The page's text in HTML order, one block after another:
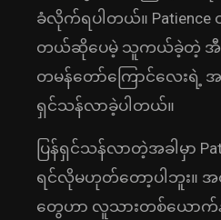
ခံလိုက်ရပါတယ်။
တယ်ဆိုပေမဲ့ သူကယ်ခဲ့တဲ့ အီဂ
တမန်တော်ကြောင်လေးရဲ့
ရှင်သန်လာခဲ့ပါတယ်။
ပြန်ရှင်သန်လာတဲ့အခါမှာ
ရင်လိုမဟုတ်တော့ပါဘူး။
တွေဟာ လူသားတစ်ယောက်